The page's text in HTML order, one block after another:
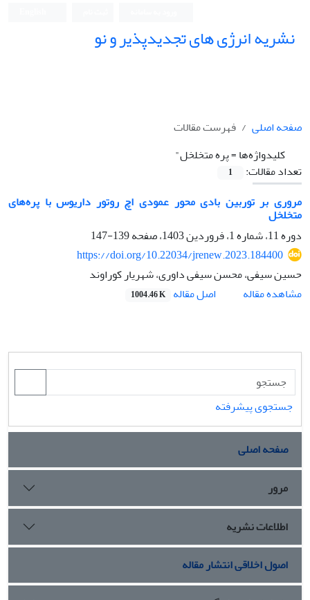
نشریه انرژی های تجدیدپذیر و نو
صفحه اصلی
فهرست مقالات
کلیدواژه‌ها =پره متخلخل"
تعداد مقالات:
1
مروری بر توربین بادی محور عمودی اچ روتور داریوس با پره‌های
متخلخل
دوره 11، شماره 1، فروردین 1403، صفحه
139-147
https://doi.org/10.22034/jrenew.2023.184400
حسین سیفی، محسن سیفی داوری، شهریار کوراوند
مشاهده مقاله
اصل مقاله 1004.46 K
جستجوی پیشرفته
صفحه اصلی
مرور
اطلاعات نشریه
اصول اخلاقی انتشار مقاله